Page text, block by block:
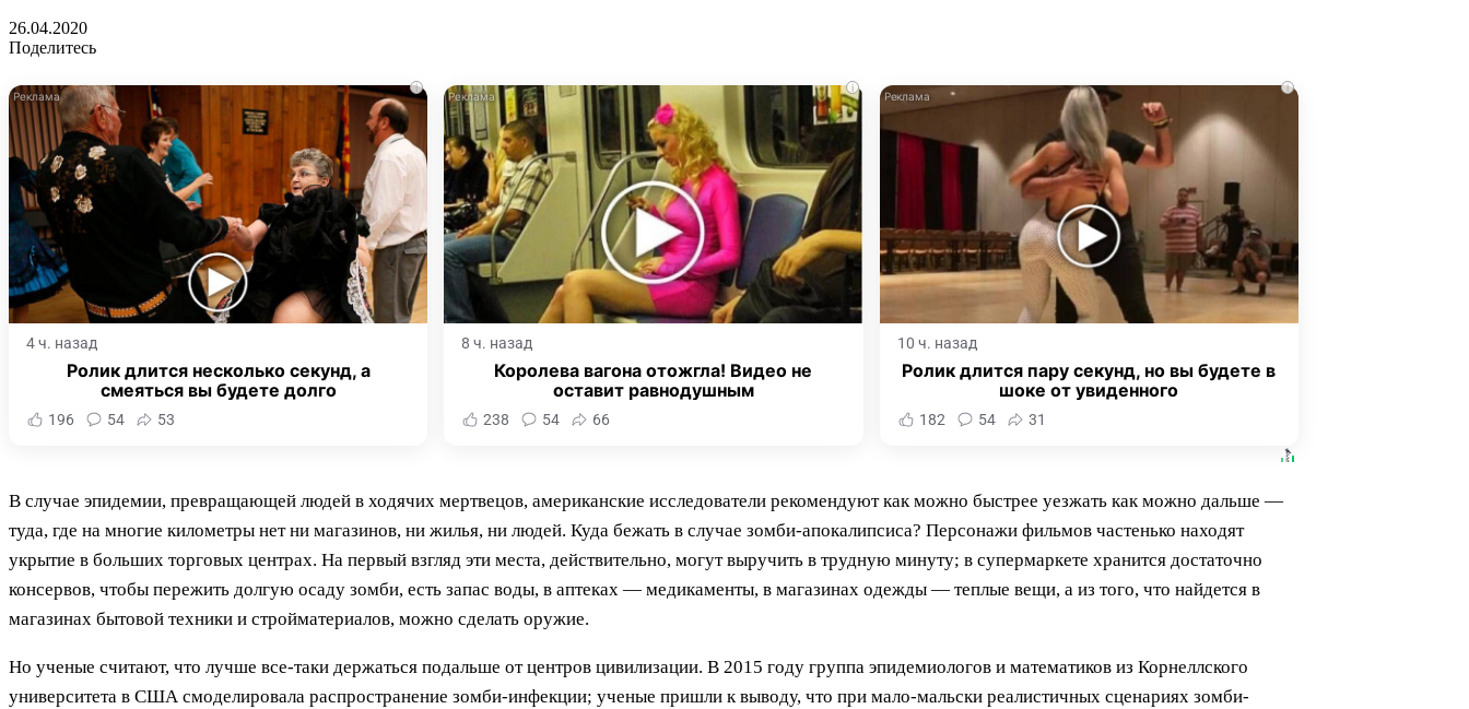
26.04.2020
Поделитесь
i
4 ч. назад
Ролик длится несколько секунд, а
смеяться вы будете долго
196 54 53
i
8 ч. назад
Королева вагона отожгла! Видео не
оставит равнодушным
238 54 66
i
10 ч. назад
Ролик длится пару секунд, но вы будете в
шоке от увиденного
182 54 31
В случае эпидемии, превращающей людей в ходячих мертвецов, американские исследователи рекомендуют как можно быстрее уезжать как можно дальше —
туда, где на многие километры нет ни магазинов, ни жилья, ни людей. Куда бежать в случае зомби-апокалипсиса? Персонажи фильмов частенько находят
укрытие в больших торговых центрах. На первый взгляд эти места, действительно, могут выручить в трудную минуту; в супермаркете хранится достаточно
консервов, чтобы пережить долгую осаду зомби, есть запас воды, в аптеках — медикаменты, в магазинах одежды — теплые вещи, а из того, что найдется в
магазинах бытовой техники и стройматериалов, можно сделать оружие.
Но ученые считают, что лучше все-таки держаться подальше от центров цивилизации. В 2015 году группа эпидемиологов и математиков из Корнеллского
университета в США смоделировала распространение зомби-инфекции; ученые пришли к выводу, что при мало-мальски реалистичных сценариях зомби-